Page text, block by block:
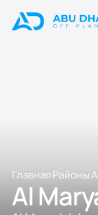
Главная Районы
Al